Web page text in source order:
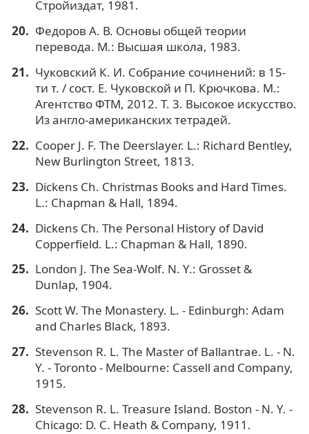
Стройиздат, 1981.
Федоров А. В. Основы общей теории
перевода. М.: Высшая школа, 1983.
Чуковский К. И. Собрание сочинений: в 15-
ти т. / сост. Е. Чуковской и П. Крючкова. М.:
Агентство ФТМ, 2012. Т. 3. Высокое искусство.
Из англо-американских тетрадей.
Cooper J. F. The Deerslayer. L.: Richard Bentley,
New Burlington Street, 1813.
Dickens Ch. Christmas Books and Hard Times.
L.: Chapman & Hall, 1894.
Dickens Ch. The Personal History of David
Copperfield. L.: Chapman & Hall, 1890.
London J. The Sea-Wolf. N. Y.: Grosset &
Dunlap, 1904.
Scott W. The Monastery. L. - Edinburgh: Adam
and Charles Black, 1893.
Stevenson R. L. The Master of Ballantrae. L. - N.
Y. - Toronto - Melbourne: Cassell and Company,
1915.
Stevenson R. L. Treasure Island. Boston - N. Y. -
Chicago: D. C. Heath & Company, 1911.